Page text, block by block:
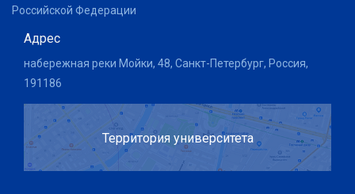
Российской Федерации
Адрес
набережная реки Мойки, 48, Санкт-Петербург, Россия,
191186
Территория университета